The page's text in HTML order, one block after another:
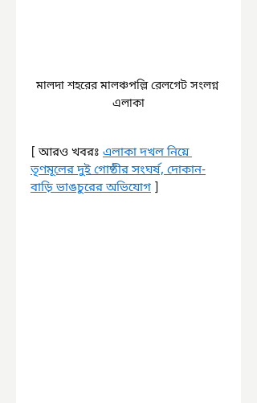
মালদা শহরের মালঞ্চপল্লি রেলগেট সংলগ্ন
এলাকা
[ আরও খবরঃ এলাকা দখল নিয়ে
তৃণমূলের দুই গোষ্ঠীর সংঘর্ষ, দোকান-
বাড়ি ভাঙচুরের অভিযোগ ]